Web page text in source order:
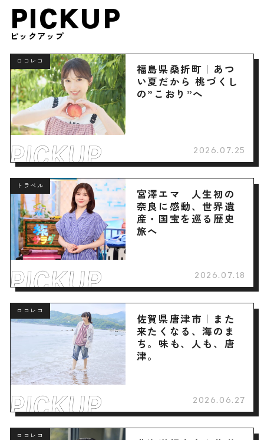
PICKUP
ピックアップ
ロコレコ
福島県桑折町｜あつ
い夏だから 桃づくし
の”こおり”へ
2026.07.25
トラベル
宮澤エマ 人生初の
奈良に感動、世界遺
産・国宝を巡る歴史
旅へ
2026.07.18
ロコレコ
佐賀県唐津市｜また
来たくなる、海のま
ち。味も、人も、唐
津。
2026.06.27
ロコレコ